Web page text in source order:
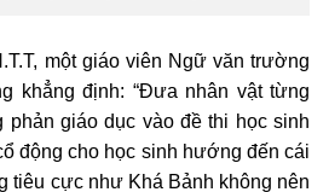
một giáo viên Ngữ văn trường
khẳng định: “Đưa nhân vật từng
phản giáo dục vào đề thi học sinh
động cho học sinh hướng đến cái
tiêu cực như Khá Bảnh không nên